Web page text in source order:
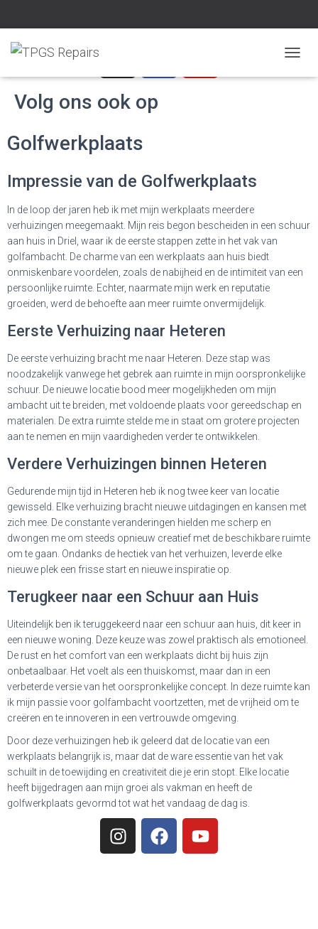
O
T
Volg ons ook op
Golfwerkplaats
Impressie van de Golfwerkplaats
In de loop der jaren heb ik met mijn werkplaats meerdere
verhuizingen meegemaakt. Mijn reis begon bescheiden in een schuur
aan huis in Driel, waar ik de eerste stappen zette in het vak van
golfambacht. De charme van een werkplaats aan huis biedt
onmiskenbare voordelen, zoals de nabijheid en de intimiteit van een
persoonlijke ruimte. Echter, naarmate mijn werk en reputatie
groeiden, werd de behoefte aan meer ruimte onvermijdelijk.
Eerste Verhuizing naar Heteren
De eerste verhuizing bracht me naar Heteren. Deze stap was
noodzakelijk vanwege het gebrek aan ruimte in mijn oorspronkelijke
schuur. De nieuwe locatie bood meer mogelijkheden om mijn
ambacht uit te breiden, met voldoende plaats voor gereedschap en
materialen. De extra ruimte stelde me in staat om grotere projecten
aan te nemen en mijn vaardigheden verder te ontwikkelen.
Verdere Verhuizingen binnen Heteren
Gedurende mijn tijd in Heteren heb ik nog twee keer van locatie
gewisseld. Elke verhuizing bracht nieuwe uitdagingen en kansen met
zich mee. De constante veranderingen hielden me scherp en
dwongen me om steeds opnieuw creatief met de beschikbare ruimte
om te gaan. Ondanks de hectiek van het verhuizen, leverde elke
nieuwe plek een frisse start en nieuwe inspiratie op.
Terugkeer naar een Schuur aan Huis
Uiteindelijk ben ik teruggekeerd naar een schuur aan huis, dit keer in
een nieuwe woning. Deze keuze was zowel praktisch als emotioneel.
De rust en het comfort van een werkplaats dicht bij huis zijn
onbetaalbaar. Het voelt als een thuiskomst, maar dan in een
verbeterde versie van het oorspronkelijke concept. In deze ruimte kan
ik mijn passie voor golfambacht voortzetten, met de vrijheid om te
creëren en te innoveren in een vertrouwde omgeving.
Door deze verhuizingen heb ik geleerd dat de locatie van een
werkplaats belangrijk is, maar dat de ware essentie van het vak
schuilt in de toewijding en creativiteit die je erin stopt. Elke locatie
heeft bijgedragen aan mijn groei als vakman en heeft de
golfwerkplaats gevormd tot wat het vandaag de dag is.